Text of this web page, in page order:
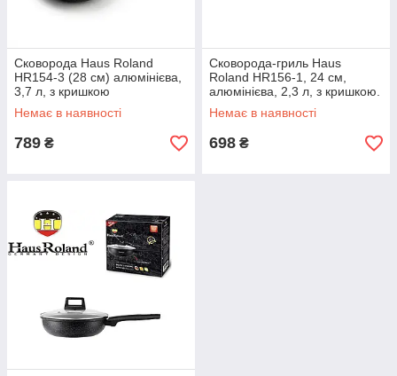
Сковорода Haus Roland
HR154-3 (28 см) алюмінієва,
3,7 л, з кришкою
Немає в наявності
789 ₴
Сковорода-гриль Haus
Roland HR156-1, 24 см,
алюмінієва, 2,3 л, з кришкою.
Чорний (HR156-1)
Немає в наявності
698 ₴